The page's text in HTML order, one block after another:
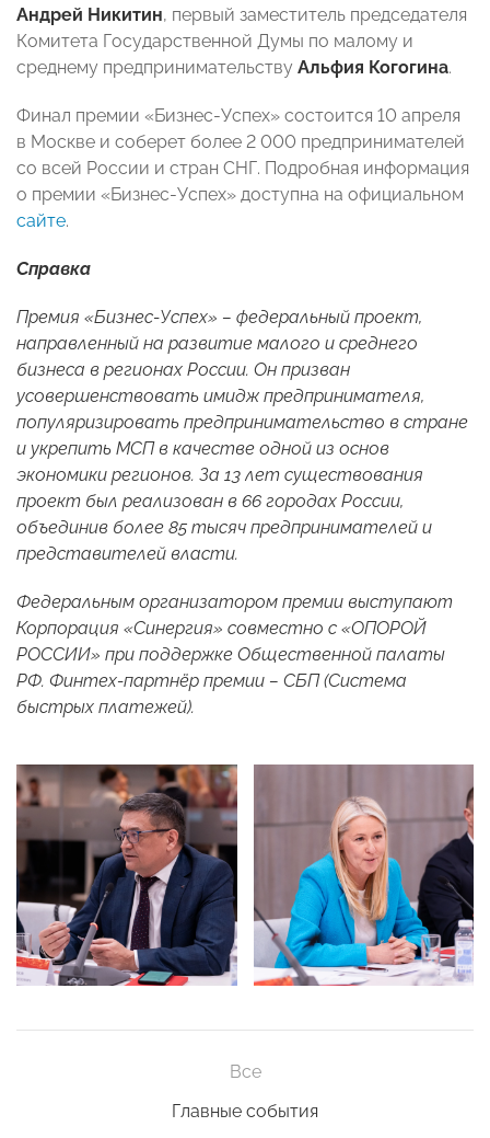
Андрей Никитин, первый заместитель председателя
Комитета Государственной Думы по малому и
среднему предпринимательству Альфия Когогина.
Финал премии «Бизнес-Успех» состоится 10 апреля
в Москве и соберет более 2 000 предпринимателей
со всей России и стран СНГ. Подробная информация
о премии «Бизнес-Успех» доступна на официальном
сайте.
Справка
Премия «Бизнес-Успех» – федеральный проект,
направленный на развитие малого и среднего
бизнеса в регионах России. Он призван
усовершенствовать имидж предпринимателя,
популяризировать предпринимательство в стране
и укрепить МСП в качестве одной из основ
экономики регионов. За 13 лет существования
проект был реализован в 66 городах России,
объединив более 85 тысяч предпринимателей и
представителей власти.
Федеральным организатором премии выступают
Корпорация «Синергия» совместно с «ОПОРОЙ
РОССИИ» при поддержке Общественной палаты
РФ. Финтех-партнёр премии – СБП (Система
быстрых платежей).
Все
Главные события